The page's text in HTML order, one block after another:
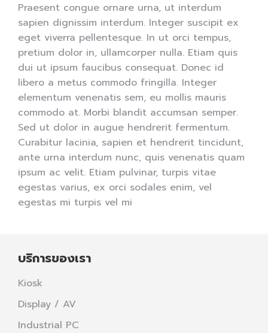
Praesent congue ornare urna, ut interdum
sapien dignissim interdum. Integer suscipit ex
eget viverra pellentesque. In ut orci tempus,
pretium dolor in, ullamcorper nulla. Etiam quis
dui ut ipsum faucibus consequat. Donec id
libero a metus commodo fringilla. Integer
elementum venenatis sem, eu mollis mauris
commodo at. Morbi blandit accumsan semper.
Sed ut dolor in augue hendrerit fermentum.
Curabitur lacinia, sapien et hendrerit tincidunt,
ante urna interdum nunc, quis venenatis quam
ipsum ac velit. Etiam pulvinar, turpis vitae
egestas varius, ex orci sodales enim, vel
egestas mi turpis vel mi
บริการของเรา
Kiosk
Display / AV
Industrial PC